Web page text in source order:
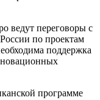
ведут переговоры с
по проектам
поддержка
программе